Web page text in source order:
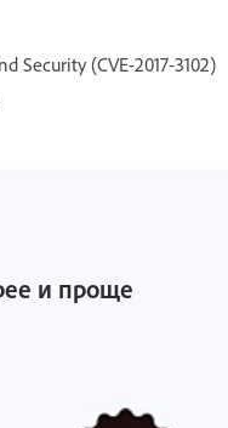
Security (CVE-2017-3102)
и проще